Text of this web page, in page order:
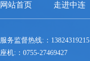
网站首页 走进中连
服务监督热线:：13824319215
座机:：0755-27469427